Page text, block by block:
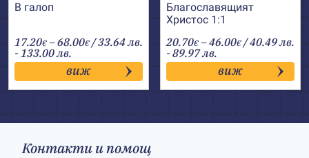
В галоп
17.20€ –68.00€Price
range:
17.20€
through
68.00€
/ 33.64 лв.
- 133.00 лв.
виж
Благославящият
Христос 1:1
20.70€ –46.00€Price
range:
20.70€
through
46.00€
/ 40.49 лв.
- 89.97 лв.
виж
Контакти и помощ